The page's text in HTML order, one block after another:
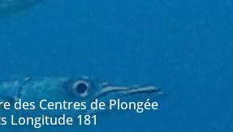
des Centres de Plongée
Longitude 181